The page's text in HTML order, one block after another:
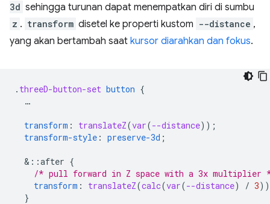
3d sehingga turunan dapat menempatkan diri di sumbu
z . transform disetel ke properti kustom --distance ,
yang akan bertambah saat kursor diarahkan dan fokus.
. threeD-button-set button {
…
transform : translateZ(var(--distance));
transform-style : preserve-3d ;
& ::after {
/* pull forward in Z space with a 3x multiplier
transform : translateZ(calc(var(--distance) / 3
}